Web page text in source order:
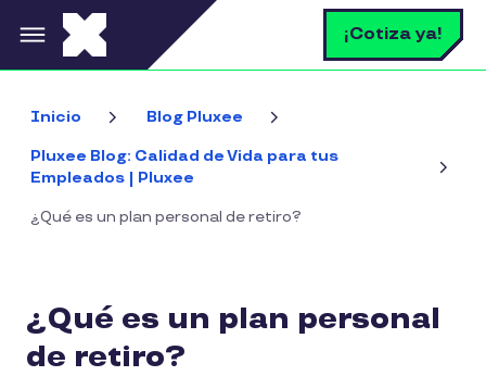
Pasar al contenido principal ¡Cotiza ya!
Inicio Blog Pluxee
Pluxee Blog: Calidad de Vida para tus
Empleados | Pluxee
¿Qué es un plan personal de retiro?
¿Qué es un plan personal
de retiro?